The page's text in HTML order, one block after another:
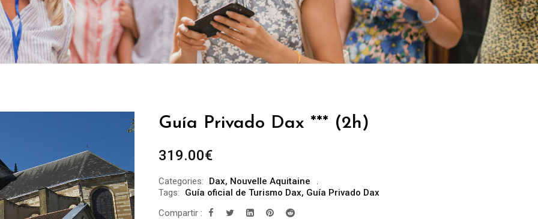
Guía Privado Dax *** (2h)
319.00€
Categories: Dax, Nouvelle Aquitaine
Tags:
Guía oficial de Turismo Dax, Guía Privado Dax
Compartir :